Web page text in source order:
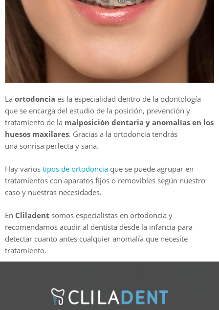
La ortodoncia es la especialidad dentro de la odontología
que se encarga del estudio de la posición, prevención y
tratamiento de la malposición dentaria y anomalías en los
huesos maxilares. Gracias a la ortodoncia tendrás
una sonrisa perfecta y sana.
Hay varios tipos de ortodoncia que se puede agrupar en
tratamientos con aparatos fijos o removibles según nuestro
caso y nuestras necesidades.
En Cliladent somos especialistas en ortodoncia y
recomendamos acudir al dentista desde la infancia para
detectar cuanto antes cualquier anomalía que necesite
tratamiento.